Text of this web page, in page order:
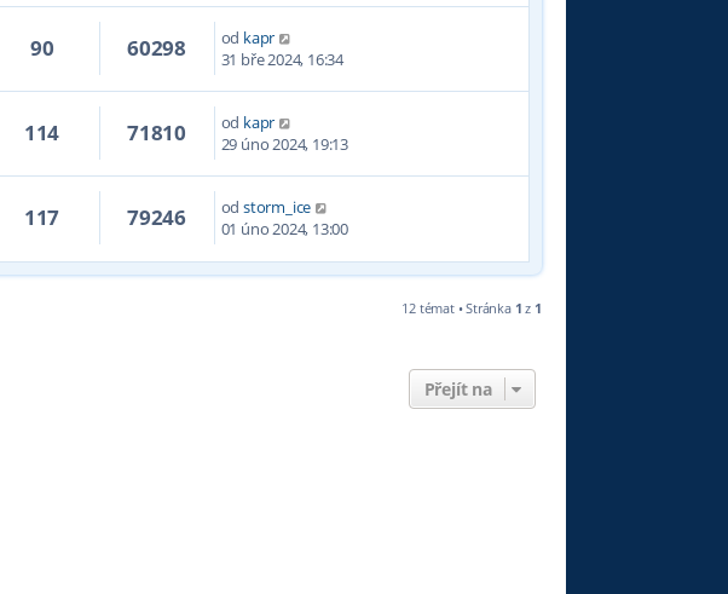
90 60298 od kapr
31 bře 2024, 16:34
114 71810 od kapr
29 úno 2024, 19:13
117 79246 od storm_ice
01 úno 2024, 13:00
12 témat • Stránka 1 z 1
Přejít na